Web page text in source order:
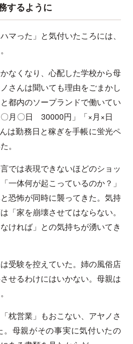
するように
マった」と気付いたころには、
なくなり、心配した学校から母
さんは聞いても理由をごまかし
都内のソープランドで働いてい
〇月〇日 30000円」「×月×日
は勤務日と稼ぎを手帳に蛍光ペ
。
では表現できないほどのショッ
一体何が起こっているのか？」
恐怖が同時に襲ってきた。気持
「家を崩壊させてはならない。
ければ」との気持ちが湧いてき
受験を控えていた。姉の風俗店
せるわけにはいかない。母親は
枕営業」もおこない、アヤノさ
。母親がその事実に気付いたの